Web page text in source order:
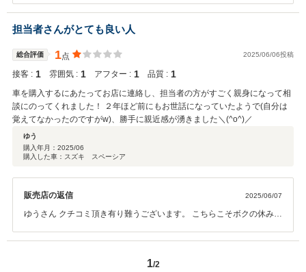
しかったです。 まさにいさんの朗らかなお人柄でとても楽しい時間を
持てたと感謝しております。 これからもクルマの事なら私に！と言っ
て頂けるよう努めてまいりますので よろしくお願いいたします。
担当者さんがとても良い人
総合評価 1点 2025/06/06投稿
接客 : 1 雰囲気 : 1 アフター : 1 品質 : 1
車を購入するにあたってお店に連絡し、担当者の方がすごく親身になって相
談にのってくれました！ ２年ほど前にもお世話になっていたようで(自分は
覚えてなかったのですがw)、勝手に親近感が湧きました＼(^o^)／
ゆう
購入年月： 2025/06
購入した車：スズキ スペーシア
販売店の返信 2025/06/07
ゆうさん クチコミ頂き有り難うございます。 こちらこそボクの休みを
にも勝手に！運命を感じました（＾＾） 納車の後も変わらぬご評価を
1/2